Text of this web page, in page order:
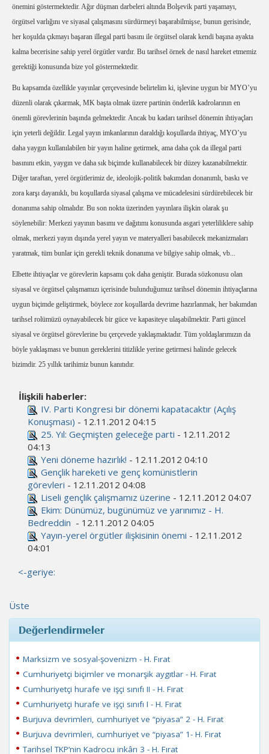
önemini göstermektedir. Ağır düşman darbeleri altında Bolşevik parti yaşamayı,
örgütsel varlığını ve siyasal çalışmasını sürdürmeyi başarabilmişse, bunun gerisinde,
her koşulda çıkmayı başaran illegal parti basını ile örgütsel olarak kendi başına ayakta
kalma becerisine sahip yerel örgütler vardır. Bu tarihsel örnek de nasıl hareket etmemiz
gerektiği konusunda bize yol göstermektedir.
Bu kapsamda özellikle yayınlar çerçevesinde belirtelim ki, işlevine uygun bir MYO’yu
düzenli olarak çıkarmak, MK başta olmak üzere partinin önderlik kadrolarının en
önemli görevlerinin başında gelmektedir. Ancak bu kadarı tarihsel dönemin ihtiyaçları
için yeterli değildir. Legal yayın imkanlarının daraldığı koşullarda ihtiyaç, MYO’yu
daha yaygın kullanılabilen bir yayın haline getirmek, ama daha çok da illegal parti
basınını etkin, yaygın ve daha sık biçimde kullanabilecek bir düzey kazanabilmektir.
Diğer taraftan, yerel örgütlerimiz de, ideolojik-politik bakımdan donanımlı, baskı ve
zora karşı dayanıklı, bu koşullarda siyasal çalışma ve mücadelesini sürdürebilecek bir
donanıma sahip olmalıdır. Bu son nokta üzerinden yayınlara ilişkin olarak şu
söylenebilir: Merkezi yayının basımı ve dağıtımı konusunda asgari yeterliliklere sahip
olmak, merkezi yayın dışında yerel yayın ve materyalleri basabilecek mekanizmaları
yaratmak, tüm bunlar için gerekli teknik donanıma ve bilgiye sahip olmak, vb...
Elbette ihtiyaçlar ve görevlerin kapsamı çok daha geniştir. Burada sözkonusu olan
siyasal ve örgütsel çalışmamızı içerisinde bulunduğumuz tarihsel dönemin ihtiyaçlarına
uygun biçimde geliştirmek, böylece zor koşullarda devrime hazırlanmak, her bakımdan
tarihsel rolümüzü oynayabilecek bir güce ve kapasiteye ulaşabilmektir. Parti güncel
siyasal ve örgütsel görevlerine bu çerçevede yaklaşmaktadır. Tüm yoldaşlarımızın da
böyle yaklaşması ve bunun gereklerini titizlikle yerine getirmesi halinde gelecek
bizimdir. 25 yıllık tarihimiz bunun kanıtıdır.
İlişkili haberler:
IV. Parti Kongresi bir dönemi kapatacaktır (Açılış
Konuşması) - 12.11.2012 04:15
25. Yıl: Geçmişten geleceğe parti - 12.11.2012
04:13
Yeni döneme hazırlık! - 12.11.2012 04:10
Gençlik hareketi ve genç komünistlerin
görevleri - 12.11.2012 04:08
Liseli gençlik çalışmamız üzerine - 12.11.2012 04:07
Ekim: Dünümüz, bugünümüz ve yarınımız - H.
Bedreddin - 12.11.2012 04:05
Yayın-yerel örgütler ilişkisinin önemi - 12.11.2012
04:01
<-geriye:
Üste
Değerlendirmeler
Marksizm ve sosyal-şovenizm - H. Fırat
Cumhuriyetçi biçimler ve monarşik aygıtlar - H. Fırat
Cumhuriyetçi hurafe ve işçi sınıfı II - H. Fırat
Cumhuriyetçi hurafe ve işçi sınıfı I - H. Fırat
Burjuva devrimleri, cumhuriyet ve “piyasa” 2 - H. Fırat
Burjuva devrimleri, cumhuriyet ve “piyasa” 1- H. Fırat
Tarihsel TKP’nin Kadrocu inkârı 3 - H. Fırat